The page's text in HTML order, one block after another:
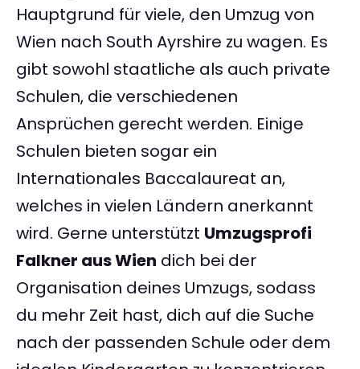
Hauptgrund für viele, den Umzug von
Wien nach South Ayrshire zu wagen. Es
gibt sowohl staatliche als auch private
Schulen, die verschiedenen
Ansprüchen gerecht werden. Einige
Schulen bieten sogar ein
Internationales Baccalaureat an,
welches in vielen Ländern anerkannt
wird. Gerne unterstützt Umzugsprofi
Falkner aus Wien dich bei der
Organisation deines Umzugs, sodass
du mehr Zeit hast, dich auf die Suche
nach der passenden Schule oder dem